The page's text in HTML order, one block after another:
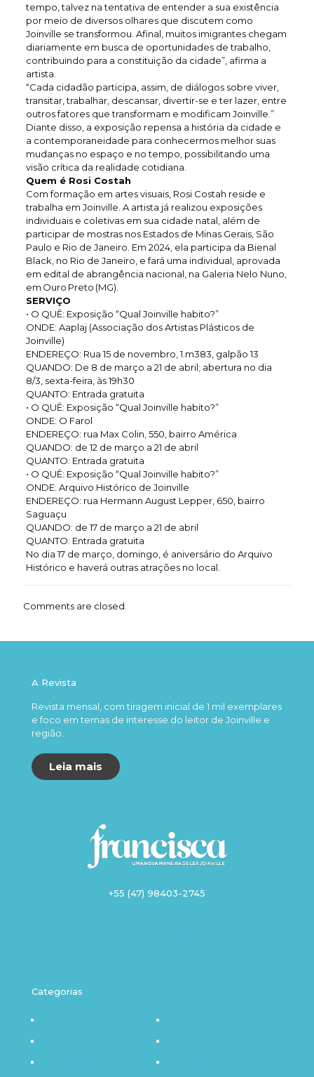
tempo, talvez na tentativa de entender a sua existência
por meio de diversos olhares que discutem como
Joinville se transformou. Afinal, muitos imigrantes chegam
diariamente em busca de oportunidades de trabalho,
contribuindo para a constituição da cidade”, afirma a
artista.
“Cada cidadão participa, assim, de diálogos sobre viver,
transitar, trabalhar, descansar, divertir-se e ter lazer, entre
outros fatores que transformam e modificam Joinville.”
Diante disso, a exposição repensa a história da cidade e
a contemporaneidade para conhecermos melhor suas
mudanças no espaço e no tempo, possibilitando uma
visão crítica da realidade cotidiana.
Quem é Rosi Costah
Com formação em artes visuais, Rosi Costah reside e
trabalha em Joinville. A artista já realizou exposições
individuais e coletivas em sua cidade natal, além de
participar de mostras nos Estados de Minas Gerais, São
Paulo e Rio de Janeiro. Em 2024, ela participa da Bienal
Black, no Rio de Janeiro, e fará uma individual, aprovada
em edital de abrangência nacional, na Galeria Nelo Nuno,
em Ouro Preto (MG).
SERVIÇO
• O QUÊ: Exposição “Qual Joinville habito?”
ONDE: Aaplaj (Associação dos Artistas Plásticos de
Joinville)
ENDEREÇO: Rua 15 de novembro, 1.m383, galpão 13
QUANDO: De 8 de março a 21 de abril; abertura no dia
8/3, sexta-feira, às 19h30
QUANTO: Entrada gratuita
• O QUÊ: Exposição “Qual Joinville habito?”
ONDE: O Farol
ENDEREÇO: rua Max Colin, 550, bairro América
QUANDO: de 12 de março a 21 de abril
QUANTO: Entrada gratuita
• O QUÊ: Exposição “Qual Joinville habito?”
ONDE: Arquivo Histórico de Joinville
ENDEREÇO: rua Hermann August Lepper, 650, bairro
Saguaçu
QUANDO: de 17 de março a 21 de abril
QUANTO: Entrada gratuita
No dia 17 de março, domingo, é aniversário do Arquivo
Histórico e haverá outras atrações no local.
Comments are closed.
A Revista
Revista mensal, com tiragem inicial de 1 mil exemplares
e foco em temas de interesse do leitor de Joinville e
região.
Leia mais
+55 (47) 98403-2745
Categorias